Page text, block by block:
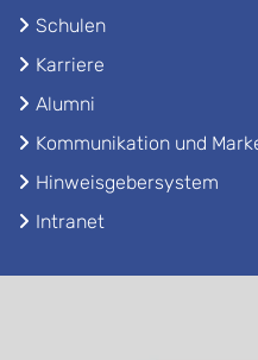
Schulen
Karriere
Alumni
Kommunikation und
Hinweisgebersystem
Intranet